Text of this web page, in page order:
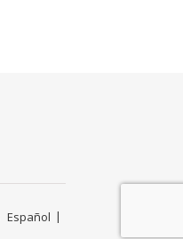
Español